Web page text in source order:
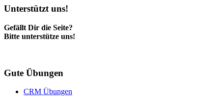
Unterstützt uns!
Gefällt Dir die Seite?
Bitte unterstütze uns!
Gute Übungen
CRM Übungen